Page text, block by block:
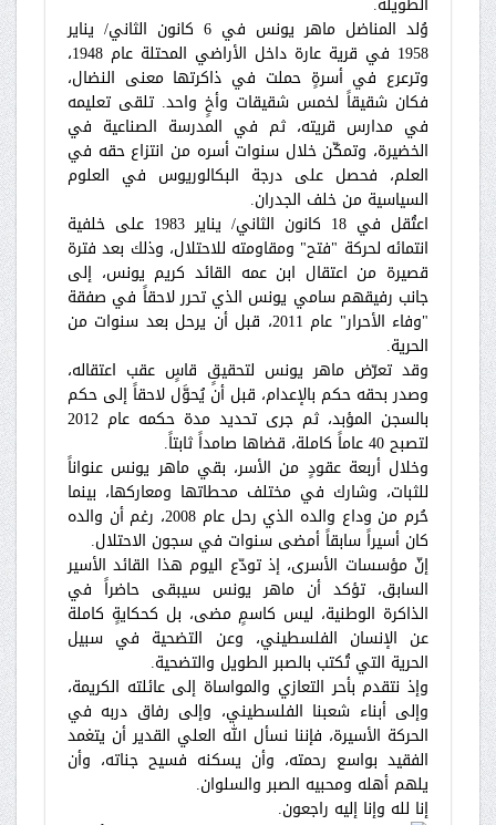
وُلد المناضل ماهر يونس في 6 كانون الثاني/ يناير
1958 في قرية عارة داخل الأراضي المحتلة عام 1948،
وترعرع في أسرةٍ حملت في ذاكرتها معنى النضال،
فكان شقيقاً لخمس شقيقات وأخٍ واحد. تلقى تعليمه
في مدارس قريته، ثم في المدرسة الصناعية في
الخضيرة، وتمكّن خلال سنوات أسره من انتزاع حقه في
العلم، فحصل على درجة البكالوريوس في العلوم
السياسية من خلف الجدران.
اعتُقل في 18 كانون الثاني/ يناير 1983 على خلفية
انتمائه لحركة "فتح" ومقاومته للاحتلال، وذلك بعد فترة
قصيرة من اعتقال ابن عمه القائد كريم يونس، إلى
جانب رفيقهم سامي يونس الذي تحرر لاحقاً في صفقة
"وفاء الأحرار" عام 2011، قبل أن يرحل بعد سنوات من
الحرية.
وقد تعرّض ماهر يونس لتحقيقٍ قاسٍ عقب اعتقاله،
وصدر بحقه حكم بالإعدام، قبل أن يُحوَّل لاحقاً إلى حكم
بالسجن المؤبد، ثم جرى تحديد مدة حكمه عام 2012
لتصبح 40 عاماً كاملة، قضاها صامداً ثابتاً.
وخلال أربعة عقودٍ من الأسر، بقي ماهر يونس عنواناً
للثبات، وشارك في مختلف محطاتها ومعاركها، بينما
حُرم من وداع والده الذي رحل عام 2008، رغم أن والده
كان أسيراً سابقاً أمضى سنوات في سجون الاحتلال.
إنّ مؤسسات الأسرى، إذ تودّع اليوم هذا القائد الأسير
السابق، تؤكد أن ماهر يونس سيبقى حاضراً في
الذاكرة الوطنية، ليس كاسمٍ مضى، بل كحكايةٍ كاملة
عن الإنسان الفلسطيني، وعن التضحية في سبيل
الحرية التي تُكتب بالصبر الطويل والتضحية.
وإذ نتقدم بأحر التعازي والمواساة إلى عائلته الكريمة،
وإلى أبناء شعبنا الفلسطيني، وإلى رفاق دربه في
الحركة الأسيرة، فإننا نسأل الله العلي القدير أن يتغمد
الفقيد بواسع رحمته، وأن يسكنه فسيح جناته، وأن
يلهم أهله ومحبيه الصبر والسلوان.
إنا لله وإنا إليه راجعون.